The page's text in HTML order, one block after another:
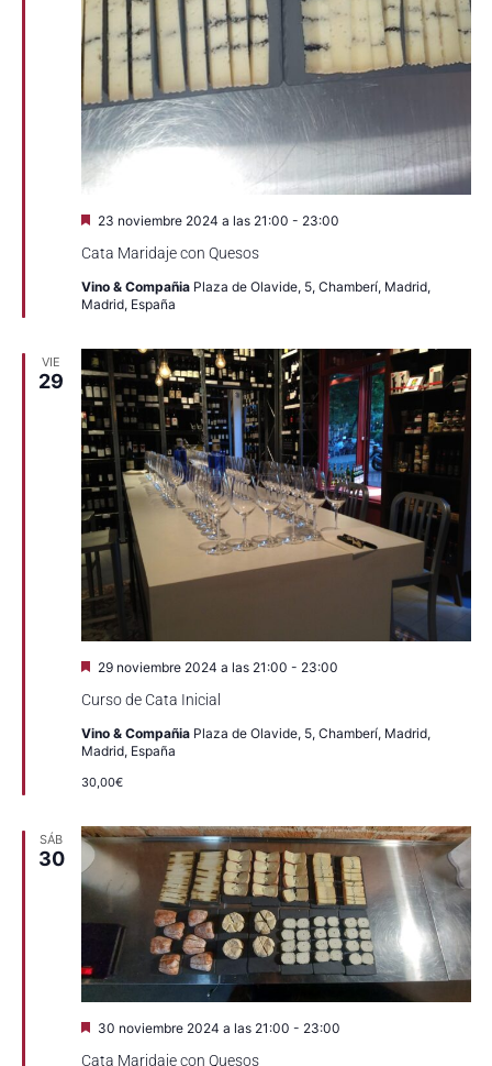
Cata Maridaje con Quesos
Destacado
23 noviembre 2024 a las 21:00 - 23:00
Vino & Compañia Plaza de Olavide, 5, Chamberí, Madrid,
Madrid, España
VIE
29
Curso de Cata Inicial
Destacado
29 noviembre 2024 a las 21:00 - 23:00
Vino & Compañia Plaza de Olavide, 5, Chamberí, Madrid,
Madrid, España
30,00€
SÁB
30
Cata Maridaje con Quesos
Destacado
30 noviembre 2024 a las 21:00 - 23:00